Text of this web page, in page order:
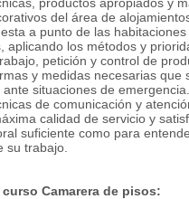
del área de
a punto de las
aplicando los métodos y
petición y control de
y medidas necesarias
situaciones de emergencia.
de comunicación y
calidad de servicio y
suficiente como para
su trabajo.
curso Camarera de pisos: